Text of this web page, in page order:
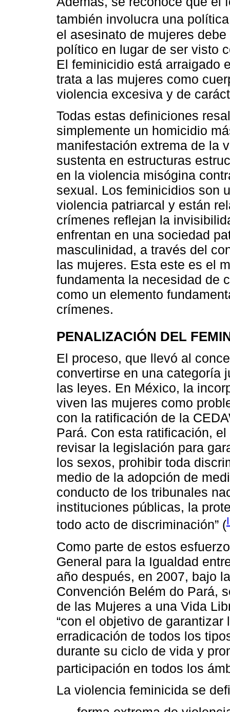
también involucra una
el asesinato de mujeres
político en lugar de ser visto
El feminicidio está arraigado
trata a las mujeres como
violencia excesiva y de
Todas estas definiciones
simplemente un homicidio
manifestación extrema de la
sustenta en estructuras
en la violencia misógina
sexual. Los feminicidios son
violencia patriarcal y están
crímenes reflejan la
enfrentan en una sociedad
masculinidad, a través del
las mujeres. Esta este es el
fundamenta la necesidad de
como un elemento
crímenes.
PENALIZACIÓN DEL
El proceso, que llevó al
convertirse en una categoría
las leyes. En México, la
viven las mujeres como
con la ratificación de la
Pará. Con esta ratificación,
revisar la legislación para
los sexos, prohibir toda
medio de la adopción de
conducto de los tribunales
instituciones públicas, la
todo acto de discriminación” (
Como parte de estos
General para la Igualdad
año después, en 2007, bajo
Convención Belém do Pará,
de las Mujeres a una Vida
“con el objetivo de
erradicación de todos los
durante su ciclo de vida y
participación en todos los
La violencia feminicida se